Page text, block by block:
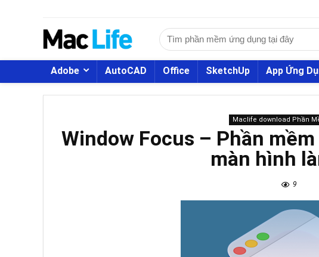
Adobe AutoCAD Office SketchUp App Ứng
Maclife download Phần
Window Focus – Phần
màn hình
9